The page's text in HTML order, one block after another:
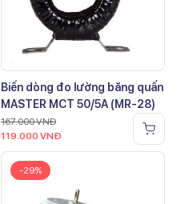
Biến dòng đo lường băng quấn
MASTER MCT 50/5A (MR-28)
167.000VNĐ
119.000 VNĐ
-29%